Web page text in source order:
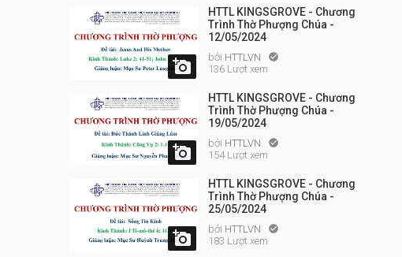

HTTL KINGSGROVE - Chương
Trình Thờ Phượng Chúa -
12/05/2024
bởi HTTLVN 
136 Lượt xem

HTTL KINGSGROVE - Chương
Trình Thờ Phượng Chúa -
19/05/2024
bởi HTTLVN 
154 Lượt xem

HTTL KINGSGROVE - Chương
Trình Thờ Phượng Chúa -
25/05/2024
bởi HTTLVN 
183 Lượt xem